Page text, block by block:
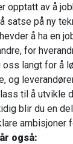
opptatt av å
satse på ny
å ha en
for
oss langt for å
og
til å utvikle
blir du en
ambisjoner
også: